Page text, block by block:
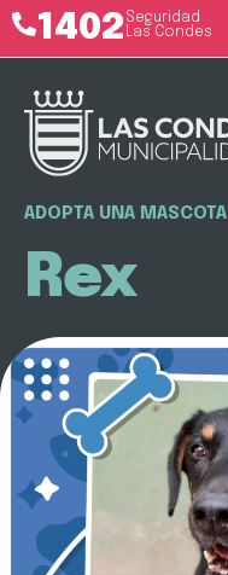
1402 Seguridad
Las Condes
ADOPTA UNA MASCOTA
Rex